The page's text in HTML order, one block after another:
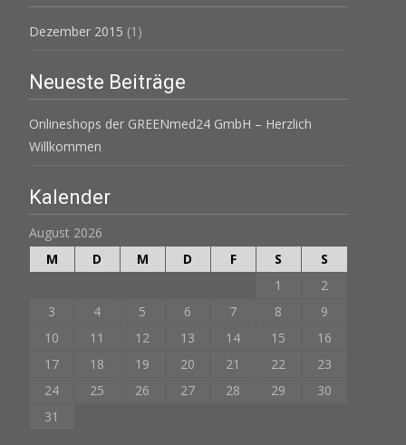
Dezember 2015 (1)
Neueste Beiträge
Onlineshops der GREENmed24 GmbH – Herzlich
Willkommen
Kalender
August 2026
M
D M D F S
S
1
2
3
4 5 6 7 8
9
10
11 12 13 14 15
16
17
18 19 20 21 22
23
24
25 26 27 28 29
30
31